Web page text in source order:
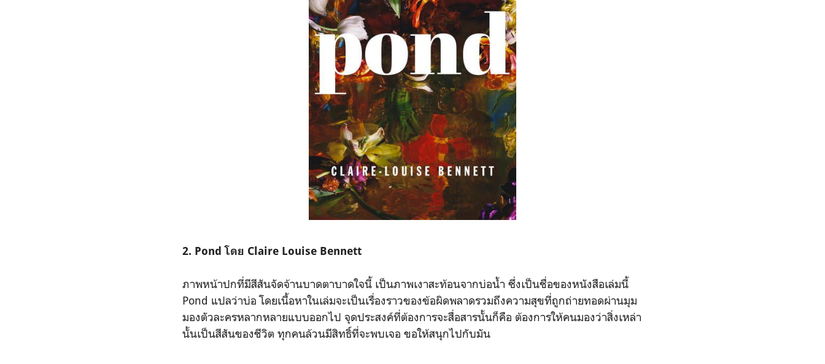
2. Pond โดย Claire Louise Bennett
ภาพหน้าปกที่มีสีสันจัดจ้านบาดตาบาดใจนี้ เป็นภาพเงาสะท้อนจากบ่อน้ำ ซึ่งเป็นชื่อของหนังสือเล่มนี้
Pond แปลว่าบ่อ โดยเนื้อหาในเล่มจะเป็นเรื่องราวของข้อผิดพลาดรวมถึงความสุขที่ถูกถ่ายทอดผ่านมุม
มองตัวละครหลากหลายแบบออกไป จุดประสงค์ที่ต้องการจะสื่อสารนั้นก็คือ ต้องการให้คนมองว่าสิ่งเหล่า
นั้นเป็นสีสันของชีวิต ทุกคนล้วนมีสิทธิ์ที่จะพบเจอ ขอให้สนุกไปกับมัน